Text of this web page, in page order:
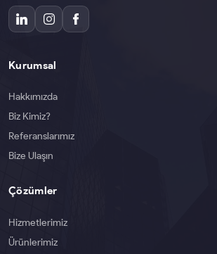
Kurumsal
Hakkımızda
Biz Kimiz?
Referanslarımız
Bize Ulaşın
Çözümler
Hizmetlerimiz
Ürünlerimiz